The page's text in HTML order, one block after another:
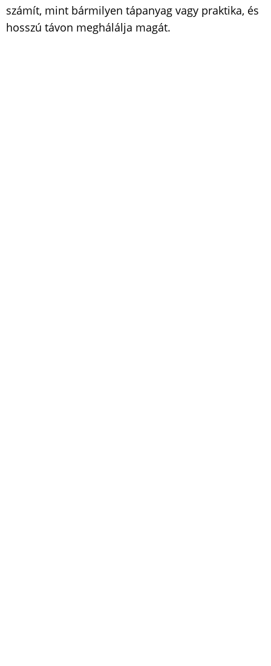
számít, mint bármilyen tápanyag vagy praktika, és
hosszú távon meghálálja magát.